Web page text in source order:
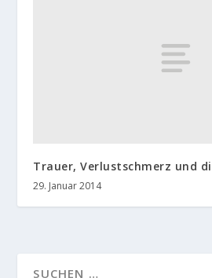
Trauer, Verlustschmerz und
29. Januar 2014